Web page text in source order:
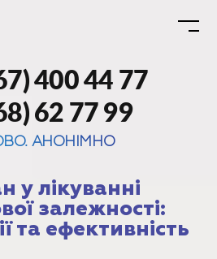
400 44 77
62 77 99
АНОНІМНО
у лікуванні
залежності:
та ефективність